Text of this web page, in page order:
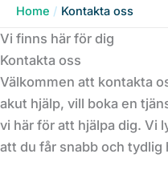
Home Kontakta oss
Vi finns här för dig
Kontakta oss
Välkommen att kontakta
akut hjälp, vill boka en
vi här för att hjälpa dig. Vi
att du får snabb och